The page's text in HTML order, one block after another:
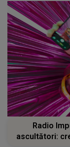
Radio
ascultători: